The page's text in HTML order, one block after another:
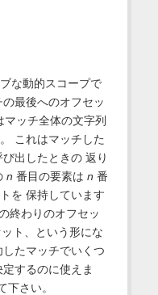
な動的スコープで
最後へのオフセッ
マッチ全体の文字列
これはマッチした
び出したときの 返り
n 番目の要素は n 番
を 保持しています
終わりのオフセッ
ト、という形にな
たマッチでいくつ
するのに使えま
下さい。